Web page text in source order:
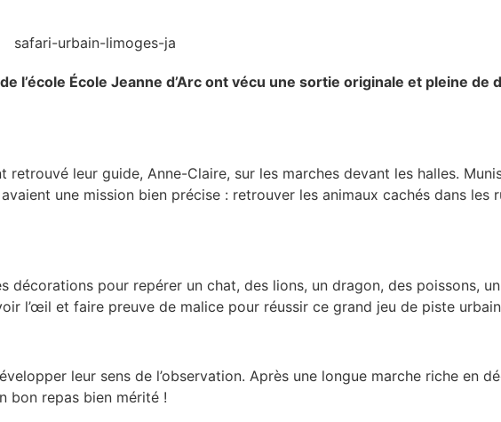
l’école École Jeanne d’Arc ont vécu une sortie originale et pleine de
leur guide, Anne-Claire, sur les marches devant les halles. Munis
une mission bien précise : retrouver les animaux cachés dans les
décorations pour repérer un chat, des lions, un dragon, des poissons,
l’œil et faire preuve de malice pour réussir ce grand jeu de piste
leur sens de l’observation. Après une longue marche riche en
bon repas bien mérité !